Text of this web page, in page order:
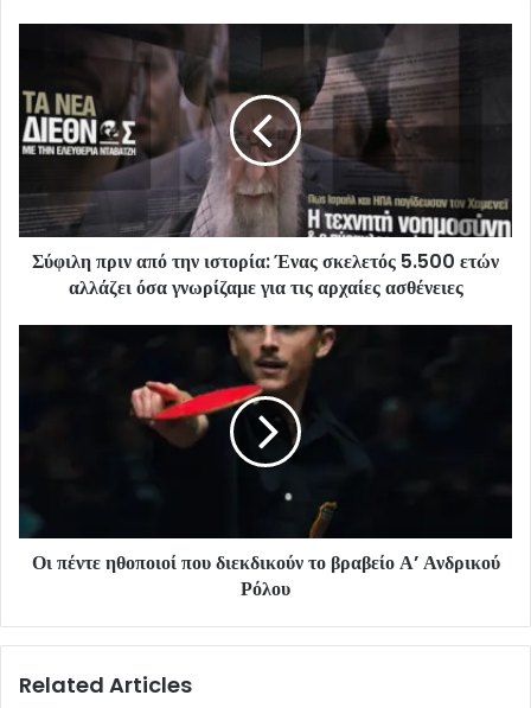
Σύφιλη πριν από την ιστορία: Ένας σκελετός 5.500 ετών
αλλάζει όσα γνωρίζαμε για τις αρχαίες ασθένειες
Οι πέντε ηθοποιοί που διεκδικούν το βραβείο Α’ Ανδρικού
Ρόλου
Related Articles